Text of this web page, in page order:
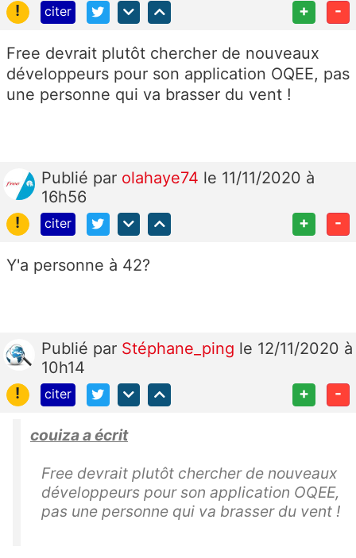
!
citer + -
Free devrait plutôt chercher de nouveaux
développeurs pour son application OQEE, pas
une personne qui va brasser du vent !
Publié par olahaye74 le 11/11/2020 à
16h56
!
citer + -
Y'a personne à 42?
Publié par Stéphane_ping le 12/11/2020 à
10h14
!
citer + -
couiza a écrit
Free devrait plutôt chercher de nouveaux
développeurs pour son application OQEE,
pas une personne qui va brasser du vent !